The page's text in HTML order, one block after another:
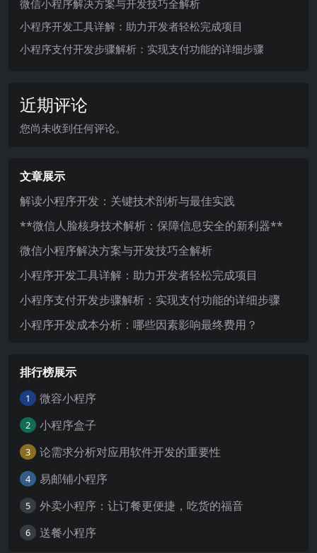
微信小程序解决方案与开发技巧全解析
小程序开发工具详解：助力开发者轻松完成项目
小程序支付开发步骤解析：实现支付功能的详细步骤
近期评论
您尚未收到任何评论。
文章展示
解读小程序开发：关键技术剖析与最佳实践
**微信人脸核身技术解析：保障信息安全的新利器**
微信小程序解决方案与开发技巧全解析
小程序开发工具详解：助力开发者轻松完成项目
小程序支付开发步骤解析：实现支付功能的详细步骤
小程序开发成本分析：哪些因素影响最终费用？
排行榜展示
1 微容小程序
2 小程序盒子
3 论需求分析对应用软件开发的重要性
4 易邮铺小程序
5 外卖小程序：让订餐更便捷，吃货的福音
6 送餐小程序